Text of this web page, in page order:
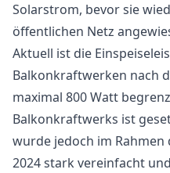
Solarstrom, bevor sie
öffentlichen Netz
Aktuell ist die
Balkonkraftwerken nach
maximal 800 Watt
Balkonkraftwerks ist
wurde jedoch im Rahmen
2024 stark vereinfacht